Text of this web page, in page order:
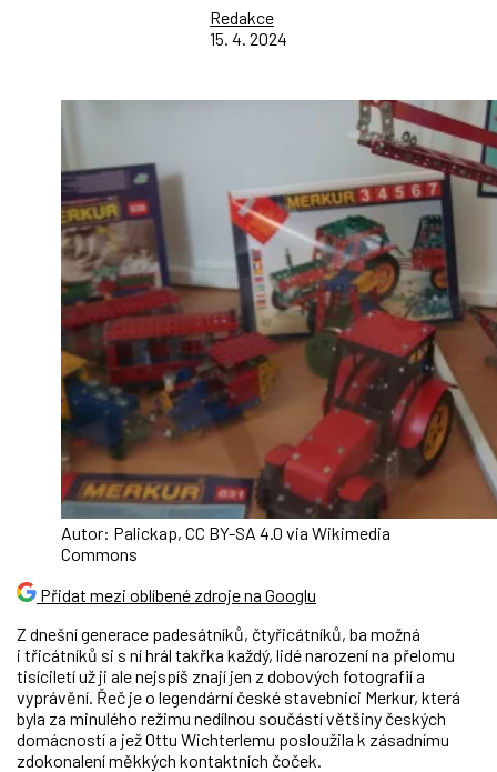
Redakce
15. 4. 2024
Autor: Palickap, CC BY-SA 4.0 via Wikimedia
Commons
Přidat mezi oblíbené zdroje na Googlu
Z dnešní generace padesátníků, čtyřicátníků, ba možná
i třicátníků si s ní hrál takřka každý, lidé narození na přelomu
tisíciletí už ji ale nejspíš znají jen z dobových fotografií a
vyprávění. Řeč je o legendární české stavebnici Merkur, která
byla za minulého režimu nedílnou součástí většiny českých
domácností a jež Ottu Wichterlemu posloužila k zásadnímu
zdokonalení měkkých kontaktních čoček.